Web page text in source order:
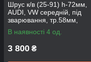
Шрус к/в (25-91) h-72мм,
AUDI, VW середній, під
зварювання, тр.58мм,
Q3,Tiguan, AD360MS (DSP)
В наявності 4 од.
3 800 ₴